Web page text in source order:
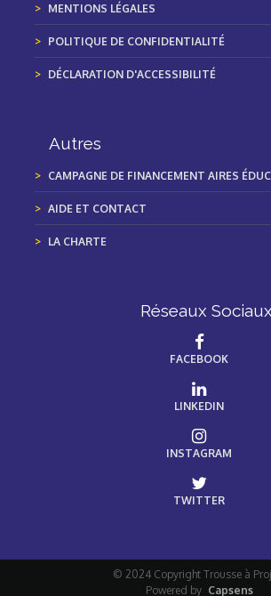
MENTIONS LÉGALES
POLITIQUE DE CONFIDENTIALITÉ
DÉCLARATION D'ACCESSIBILITÉ
Autres
CAMPAGNE DE FINANCEMENT AIRES
AIDE ET CONTACT
LA CHARTE
Réseaux Sociaux
FACEBOOK
LINKEDIN
INSTAGRAM
TWITTER
© 2024 Copyright Trousse à
Powered by Capsens